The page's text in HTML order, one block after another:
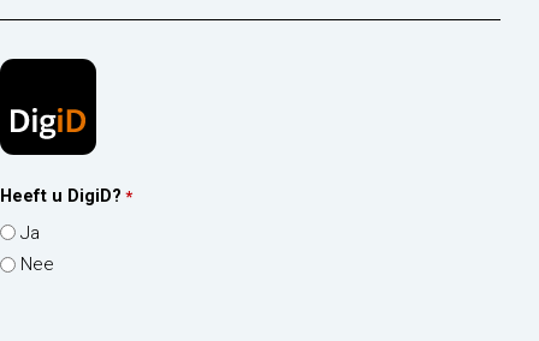
Heeft u DigiD? *
Ja
Nee